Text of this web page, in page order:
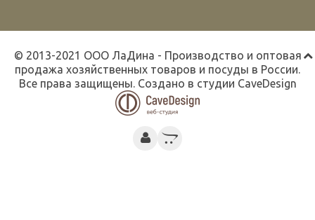
© 2013-2021 ООО ЛаДина - Производство и оптовая
продажа хозяйственных товаров и посуды в России.
Все права защищены. Создано в студии CaveDesign